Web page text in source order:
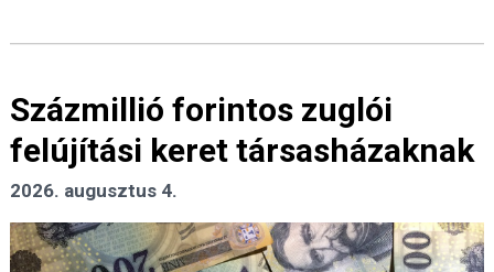
Százmillió forintos zuglói
felújítási keret társasházaknak
2026. augusztus 4.